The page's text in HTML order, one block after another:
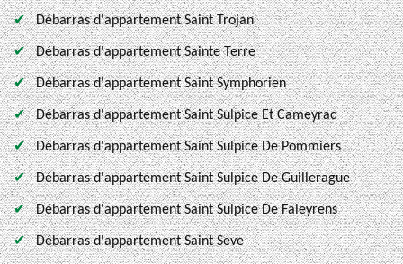
Débarras d'appartement Saint Trojan
Débarras d'appartement Sainte Terre
Débarras d'appartement Saint Symphorien
Débarras d'appartement Saint Sulpice Et Cameyrac
Débarras d'appartement Saint Sulpice De Pommiers
Débarras d'appartement Saint Sulpice De Guillerague
Débarras d'appartement Saint Sulpice De Faleyrens
Débarras d'appartement Saint Seve